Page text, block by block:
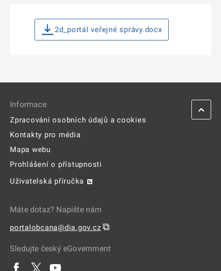
2d_portál veřejné správy.docx
Informace
Zpracování osobních údajů a cookies
Kontakty pro média
Mapa webu
Prohlášení o přístupnosti
Uživatelská příručka
Máte dotaz? Napište nám
portalobcana@dia.gov.cz ⧉
Sledujte český eGovernment